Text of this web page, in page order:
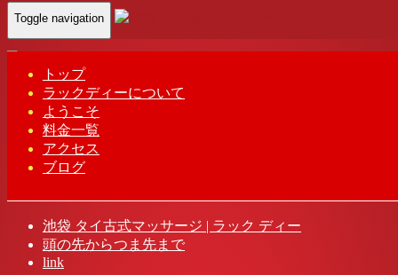
Toggle navigation
トップ
ラックディーについて
ようこそ
料金一覧
アクセス
ブログ
Home-アイコ…
アイコ(Aiko)ラック ディー タイ古式マッサージ | 池袋
池袋 タイ古式マッサージ | ラック ディー
頭の先からつま先まで
link